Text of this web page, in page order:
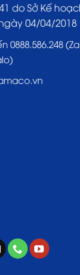
do Sở Kế
04/04/2018
0888.586.248